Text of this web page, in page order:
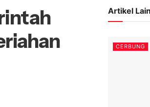
Artikel Lain
CERBUNG